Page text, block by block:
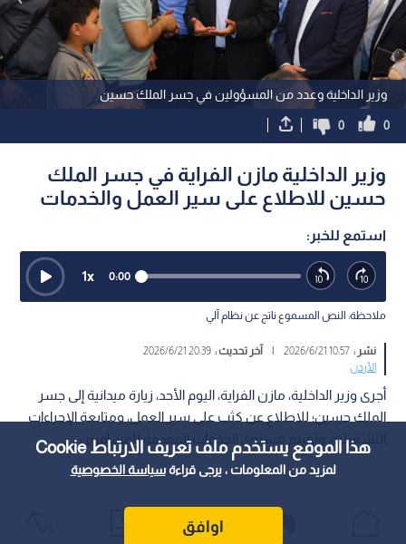
هذا الموقع يستخدم ملف تعريف الارتباط Cookie
لمزيد من المعلومات ، يرجى قراءةسياسة الخصوصية
اوافق
وزير الداخلية وعدد من المسؤولين في جسر الملك حسين
0
0
وزير الداخلية مازن الفراية في جسر الملك
حسين للاطلاع على سير العمل والخدمات
استمع للخبر:
0:00
1x
ملاحظة: النص المسموع ناتج عن نظام آلي
نشر :10:57 2026/6/21
| آخر تحديث :20:39 2026/6/21
الأردن
أجرى وزير الداخلية، مازن الفراية، اليوم الأحد، زيارة ميدانية إلى جسر
الملك حسين؛ للاطلاع عن كثب على سير العمل، ومتابعة الإجراءات
التشغيلية، وتقييم مستوى الخدمات المقدمة للمسافرين.